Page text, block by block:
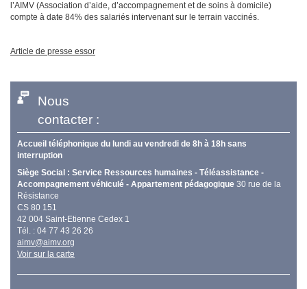
l’AIMV (Association d’aide, d’accompagnement et de soins à domicile)
compte à date 84% des salariés intervenant sur le terrain vaccinés.
Article de presse essor
Nous
contacter :
Accueil téléphonique du lundi au vendredi de 8h à 18h sans
interruption
Siège Social : Service Ressources humaines - Téléassistance -
Accompagnement véhiculé - Appartement pédagogique 30 rue de la
Résistance
CS 80 151
42 004 Saint-Etienne Cedex 1
Tél. : 04 77 43 26 26
aimv@aimv.org
Voir sur la carte